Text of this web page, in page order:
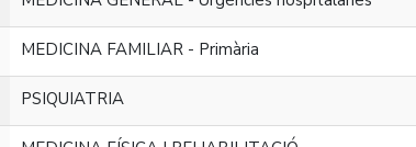
MEDICINA FAMILIAR - Primària
PSIQUIATRIA